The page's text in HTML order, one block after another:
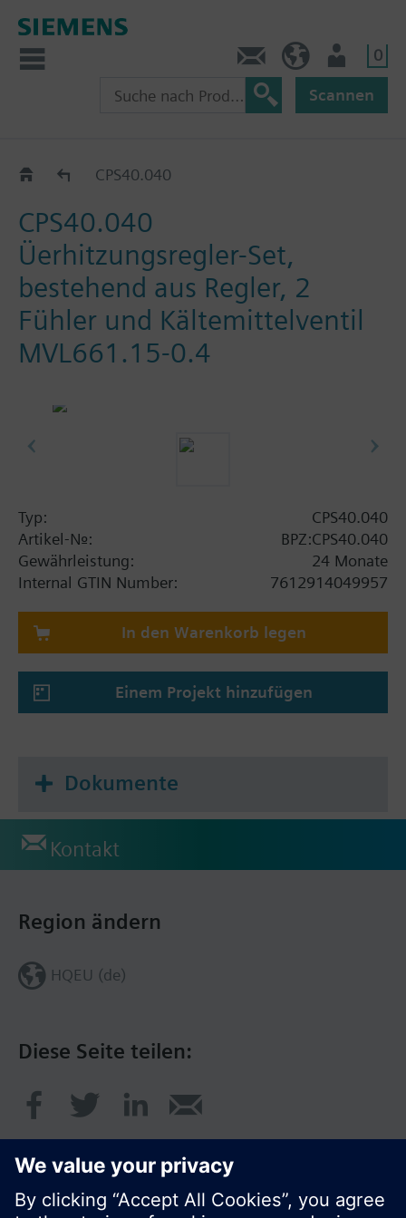
0
Scannen
Ventile und Stellantriebe - Kältemittel
CPS40.040
CPS40.040
Üerhitzungsregler-Set,
bestehend aus Regler, 2
Fühler und Kältemittelventil
MVL661.15-0.4
Typ:
CPS40.040
Artikel-Nr.:
BPZ:CPS40.040
Gewährleistung:
24 Monate
Internal GTIN Number:
7612914049957
In den Warenkorb legen
Einem Projekt hinzufügen
Dokumente
Kontakt
Diese Seite teilen:
Region ändern
HQEU (de)